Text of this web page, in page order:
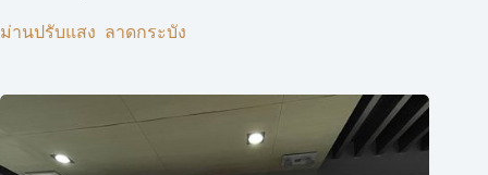
ม่านปรับแสง ​ ลาดกระบัง